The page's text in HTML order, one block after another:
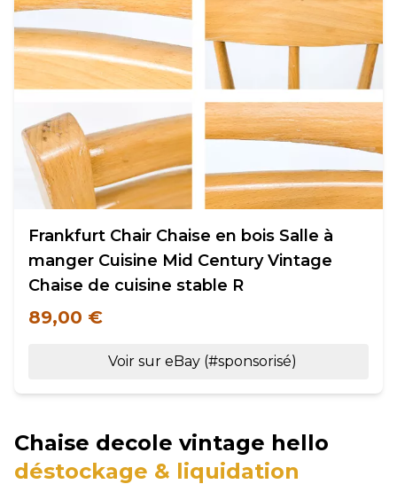
Frankfurt Chair Chaise en bois Salle à
manger Cuisine Mid Century Vintage
Chaise de cuisine stable R
89,00 €
Voir sur eBay (#sponsorisé)
Chaise decole vintage hello
déstockage & liquidation